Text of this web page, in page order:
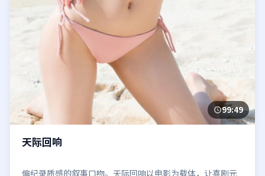
99:49
天际回响
偏纪录质感的叙事口吻。天际回响以电影为载体，让喜剧元